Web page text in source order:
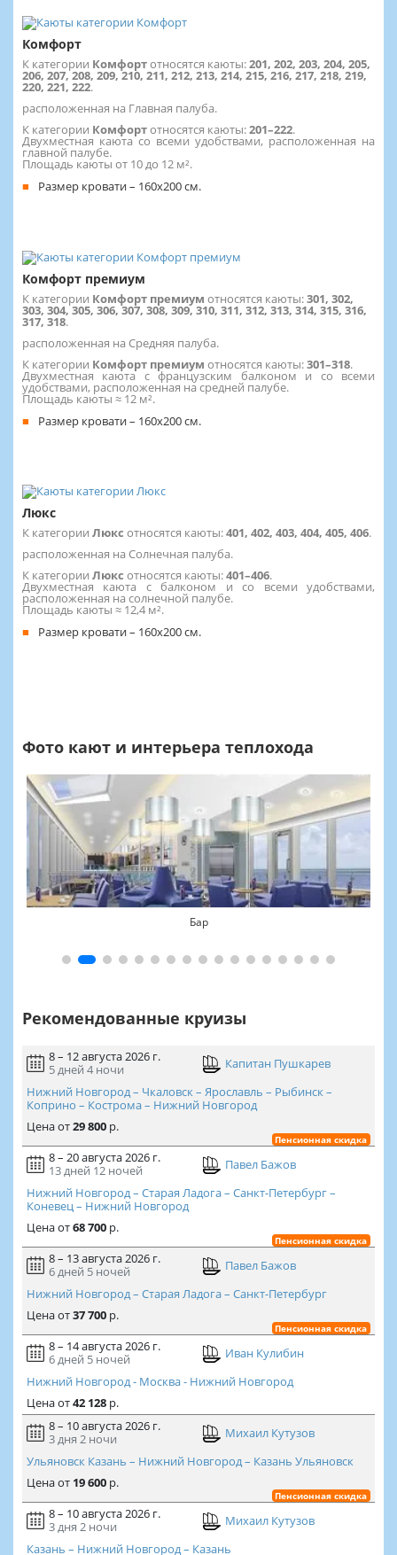
Комфорт
К категории Комфортотносятся каюты:201, 202, 203, 204, 205,
206, 207, 208, 209, 210, 211, 212, 213, 214, 215, 216, 217, 218, 219,
220, 221, 222.
расположенная на Главная палуба.
К категории Комфортотносятся каюты:201–222.
Двухместная каюта со всеми удобствами, расположенная на
главной палубе.
Площадь каюты от 10 до 12 м².
Размер кровати – 160х200 см.
Комфорт премиум
К категории Комфорт премиум относятся каюты:301, 302,
303, 304, 305, 306, 307, 308, 309, 310, 311, 312, 313, 314, 315, 316,
317, 318.
расположенная на Средняя палуба.
К категории Комфорт премиум относятся каюты:301–318.
Двухместная каюта с французским балконом и со всеми
удобствами, расположенная на средней палубе.
Площадь каюты ≈ 12 м².
Размер кровати – 160х200 см.
Люкс
К категории Люкс относятся каюты:401, 402, 403, 404, 405, 406.
расположенная на Солнечная палуба.
К категории Люкс относятся каюты:401–406.
Двухместная каюта с балконом и со всеми удобствами,
расположенная на солнечной палубе.
Площадь каюты ≈ 12,4 м².
Размер кровати – 160х200 см.
Фото кают и интерьера теплохода
Бар
Рекомендованные круизы
8 – 12 августа 2026 г.
5 дней 4 ночи
Капитан Пушкарев
Нижний Новгород – Чкаловск – Ярославль – Рыбинск –
Коприно – Кострома – Нижний Новгород
Ценаот29 800р.
Пенсионная скидка
8 – 20 августа 2026 г.
13 дней 12 ночей
Павел Бажов
Нижний Новгород – Старая Ладога – Санкт-Петербург –
Коневец – Нижний Новгород
Ценаот68 700р.
Пенсионная скидка
8 – 13 августа 2026 г.
6 дней 5 ночей
Павел Бажов
Нижний Новгород – Старая Ладога – Санкт-Петербург
Ценаот37 700р.
Пенсионная скидка
8 – 14 августа 2026 г.
6 дней 5 ночей
Иван Кулибин
Нижний Новгород - Москва - Нижний Новгород
Ценаот42 128р.
8 – 10 августа 2026 г.
3 дня 2 ночи
Михаил Кутузов
Ульяновск Казань – Нижний Новгород – Казань Ульяновск
Ценаот 19 600р.
Пенсионная скидка
8 – 10 августа 2026 г.
3 дня 2 ночи
Михаил Кутузов
Казань – Нижний Новгород – Казань